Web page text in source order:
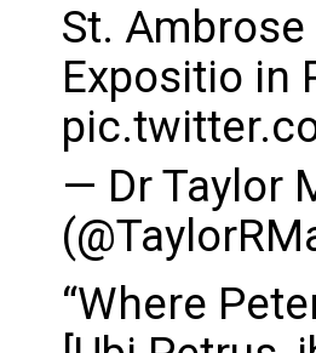
St.
Expositio in
— Dr Taylor
“Where